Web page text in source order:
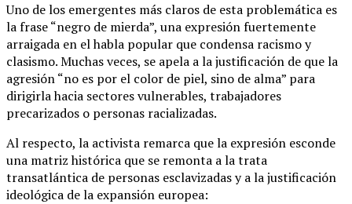
Uno de los emergentes más claros de esta problemática es
la frase “negro de mierda”, una expresión fuertemente
arraigada en el habla popular que condensa racismo y
clasismo. Muchas veces, se apela a la justificación de que la
agresión “no es por el color de piel, sino de alma” para
dirigirla hacia sectores vulnerables, trabajadores
precarizados o personas racializadas.
Al respecto, la activista remarca que la expresión esconde
una matriz histórica que se remonta a la trata
transatlántica de personas esclavizadas y a la justificación
ideológica de la expansión europea: